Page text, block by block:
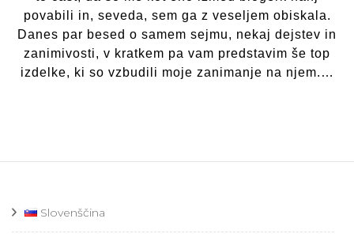
povabili in, seveda, sem ga z veseljem obiskala.
Danes par besed o samem sejmu, nekaj dejstev in
zanimivosti, v kratkem pa vam predstavim še top
izdelke, ki so vzbudili moje zanimanje na njem.…
Slovenščina